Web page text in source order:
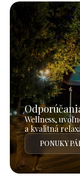
Wellness,
a kvalitná
PONUKY